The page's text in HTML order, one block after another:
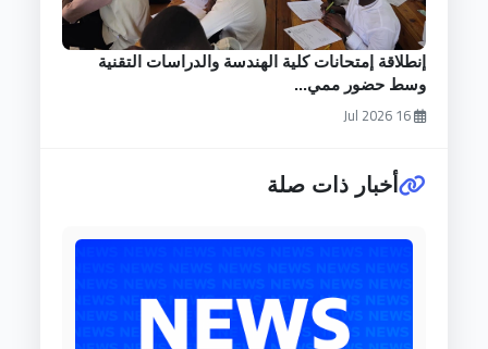
إنطلاقة إمتحانات كلية الهندسة والدراسات التقنية
وسط حضور ممي...
16 Jul 2026
أخبار ذات صلة